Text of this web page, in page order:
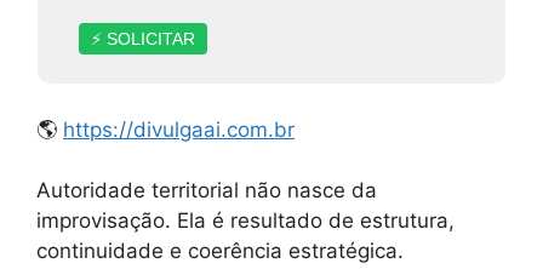
⚡ SOLICITAR
🌎 https://divulgaai.com.br
Autoridade territorial não nasce da
improvisação. Ela é resultado de estrutura,
continuidade e coerência estratégica.